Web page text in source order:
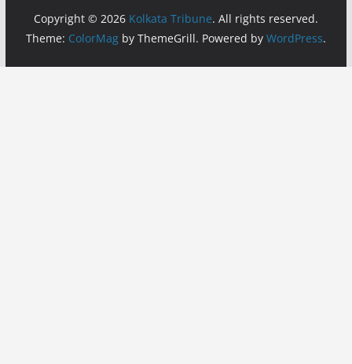
Copyright © 2026 Kolkata Tribune. All rights reserved.
Theme: ColorMagby ThemeGrill. Powered by WordPress.